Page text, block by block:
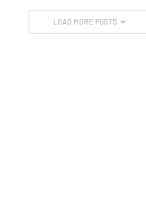
LOAD MORE POSTS